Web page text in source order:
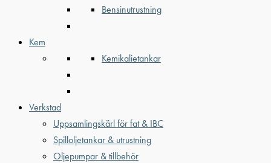
Bensinutrustning
Kem
Kemikalietankar
Verkstad
Uppsamlingskärl för fat & IBC
Spilloljetankar & utrustning
Oljepumpar & tillbehör